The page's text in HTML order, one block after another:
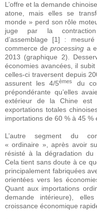
L’offre et la demande
atone, mais elles se
monde » perd son rôle
juge par la contraction
d’assemblage [1] :
commerce deprocessing a
2013 (graphique 2).
économies avancées, il
celles-ci traversent depuis
assurent les 4/5èmes du
prépondérante qu’elles
extérieur de la Chine
exportations totales
importations de 60 % à 45 %
L’autre segment du
« ordinaire », après avoir
résisté à la dégradation du
Cela tient sans doute à ce
principalement fabriquées
orientées vers les
Quant aux importations
demande intérieure),
croissance économique